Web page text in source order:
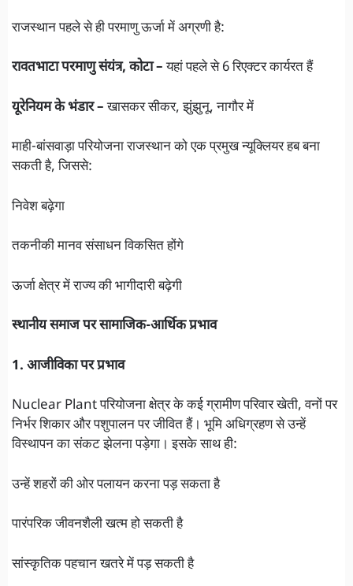
राजस्थान पहले से ही परमाणु ऊर्जा में अग्रणी है:
रावतभाटा परमाणु संयंत्र, कोटा –यहां पहले से 6 रिएक्टर कार्यरत हैं
यूरेनियम के भंडार –खासकर सीकर, झुंझुनू, नागौर में
माही-बांसवाड़ा परियोजना राजस्थान को एक प्रमुख न्यूक्लियर हब बना
सकती है, जिससे:
निवेश बढ़ेगा
तकनीकी मानव संसाधन विकसित होंगे
ऊर्जा क्षेत्र में राज्य की भागीदारी बढ़ेगी
स्थानीय समाज पर सामाजिक-आर्थिक प्रभाव
1. आजीविका पर प्रभाव
Nuclear Plant परियोजना क्षेत्र के कई ग्रामीण परिवार खेती, वनों पर
निर्भर शिकार और पशुपालन पर जीवित हैं। भूमि अधिग्रहण से उन्हें
विस्थापन का संकट झेलना पड़ेगा। इसके साथ ही:
उन्हें शहरों की ओर पलायन करना पड़ सकता है
पारंपरिक जीवनशैली खत्म हो सकती है
सांस्कृतिक पहचान खतरे में पड़ सकती है